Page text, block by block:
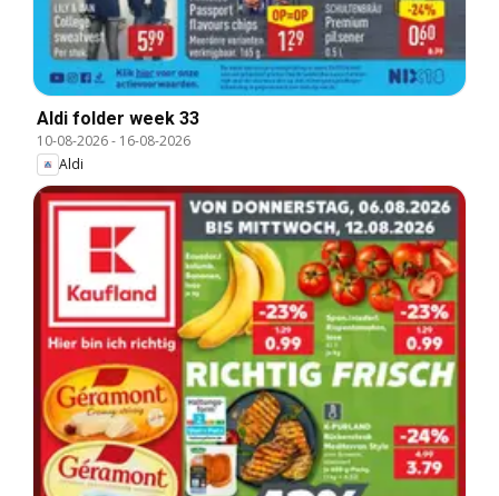
Aldi folder week 33
10-08-2026- 16-08-2026
Aldi